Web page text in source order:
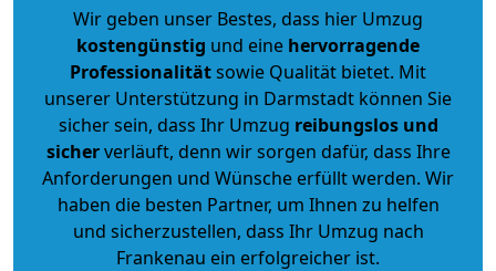
Wir geben unser Bestes, dass hier Umzug
kostengünstig und eine hervorragende
Professionalitätsowie Qualität bietet. Mit
unserer Unterstützung in Darmstadt können Sie
sicher sein, dass Ihr Umzug reibungslos und
sicherverläuft, denn wir sorgen dafür, dass Ihre
Anforderungen und Wünsche erfüllt werden. Wir
haben die besten Partner, um Ihnen zu helfen
und sicherzustellen, dass Ihr Umzug nach
Frankenau ein erfolgreicher ist.